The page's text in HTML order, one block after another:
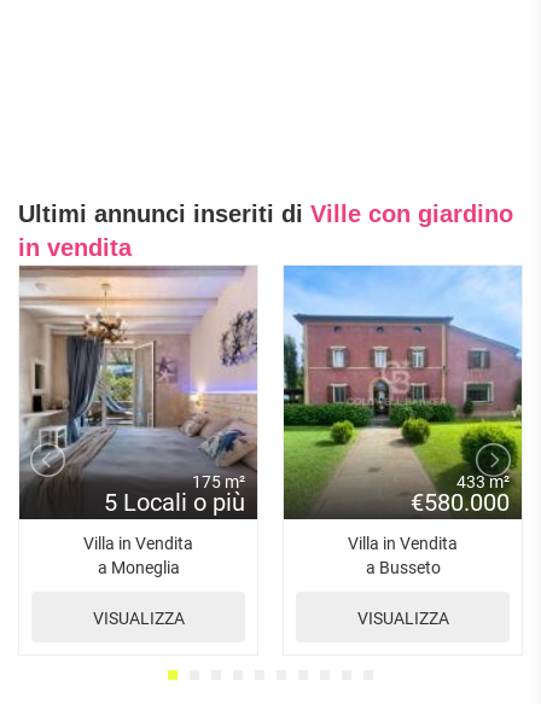
Ultimi annunci inseriti di Ville con giardino
in vendita
175 m²
5 Locali o più
Villa in Vendita
a Moneglia
VISUALIZZA
433 m²
€580.000
Villa in Vendita
a Busseto
VISUALIZZA